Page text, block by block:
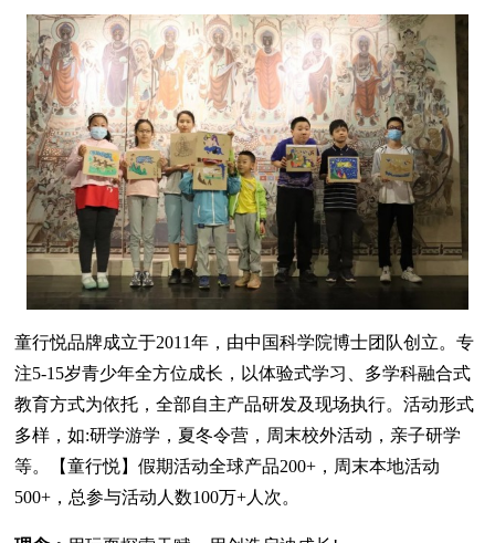
童行悦品牌成立于2011年，由中国科学院博士团队创立。专
注5-15岁青少年全方位成长，以体验式学习、多学科融合式
教育方式为依托，全部自主产品研发及现场执行。活动形式
多样，如:研学游学，夏冬令营，周末校外活动，亲子研学
等。【童行悦】假期活动全球产品200+，周末本地活动
500+，总参与活动人数100万+人次。